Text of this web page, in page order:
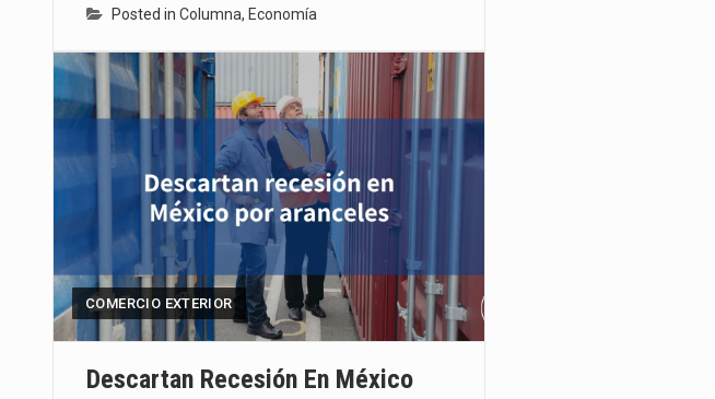
Posted in Columna, Economía
COMERCIO EXTERIOR
Descartan Recesión En México